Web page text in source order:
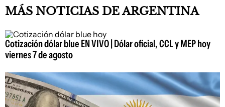
MÁS NOTICIAS DE ARGENTINA
Cotización dólar blue EN VIVO | Dólar oficial, CCL y MEP hoy
viernes 7 de agosto